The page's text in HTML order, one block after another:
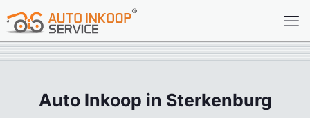
Auto Inkoop in Sterkenburg